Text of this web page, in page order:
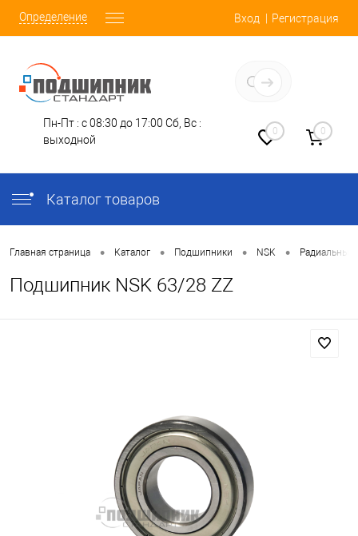
Определение Вход Регистрация
Пн-Пт : с 08:30 до 17:00 Сб, Вс :
выходной
0 0
Каталог товаров
Главная страница • Каталог • Подшипники • NSK •
Подшипник NSK 63/28 ZZ